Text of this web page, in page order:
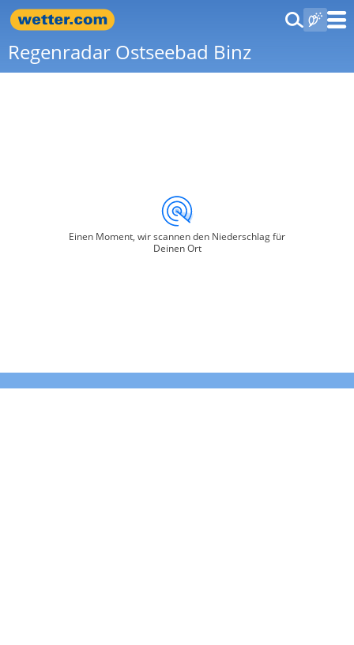
Regenradar Ostseebad Binz
Einen Moment, wir scannen den Niederschlag für
Deinen Ort